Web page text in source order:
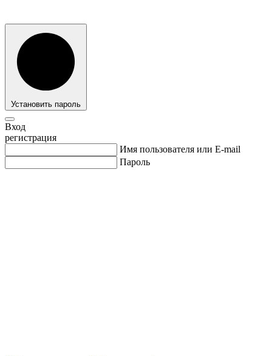
Установить пароль
Вход
регистрация
Имя пользователя или E-mail
Пароль